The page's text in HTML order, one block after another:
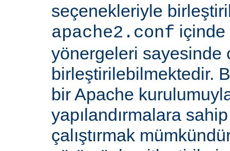
seçenekleriyle
apache2.conf içinde
yönergeleri sayesinde
birleştirilebilmektedir.
bir Apache
yapılandırmalara
çalıştırmak